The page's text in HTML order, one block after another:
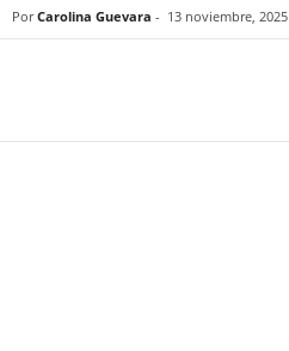
Por Carolina Guevara - 13 noviembre, 2025